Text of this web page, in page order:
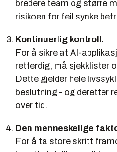
bredere team og større
risikoen for feil synke
Kontinuerlig kontroll.
For å sikre at AI-
retferdig, må sjekklister
Dette gjelder hele
beslutning - og deretter
over tid.
Den menneskelige
For å ta store skritt